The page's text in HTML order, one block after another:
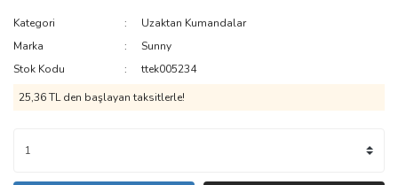
Kategori
Uzaktan Kumandalar
Marka
Sunny
Stok Kodu
ttek005234
25,36 TL den başlayan taksitlerle!